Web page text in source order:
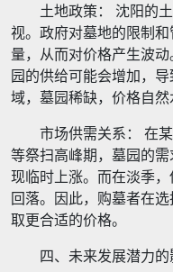
土地政策： 沈阳的
视。政府对墓地的限制
量，从而对价格产生波
园的供给可能会增加，
域，墓园稀缺，价格自然
市场供需关系： 在
等祭扫高峰期，墓园的
现临时上涨。而在淡季
回落。因此，购墓者在
取更合适的价格。
四、未来发展潜力的